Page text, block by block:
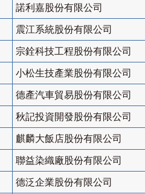
諾利嘉股份有限公司
震江系統股份有限公司
宗銓科技工程股份有限公司
小松生技產業股份有限公司
德產汽車貿易股份有限公司
秋記投資開發股份有限公司
麒麟大飯店股份有限公司
聯益染織廠股份有限公司
德泛企業股份有限公司